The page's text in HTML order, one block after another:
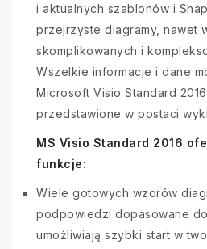
i aktualnych szablonów i
przejrzyste diagramy, nawet
skomplikowanych i
Wszelkie informacje i dane
Microsoft Visio Standard 2016
przedstawione w postaci
MS Visio Standard 2016
funkcje:
Wiele gotowych wzorów
podpowiedzi dopasowane
umożliwiają szybki start w